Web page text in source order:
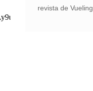
revista de Vueling.